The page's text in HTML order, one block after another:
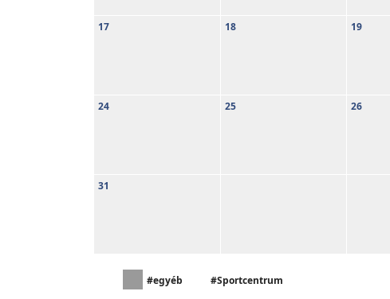
17 18 19
24 25 26
31
#egyéb #Sportcentrum